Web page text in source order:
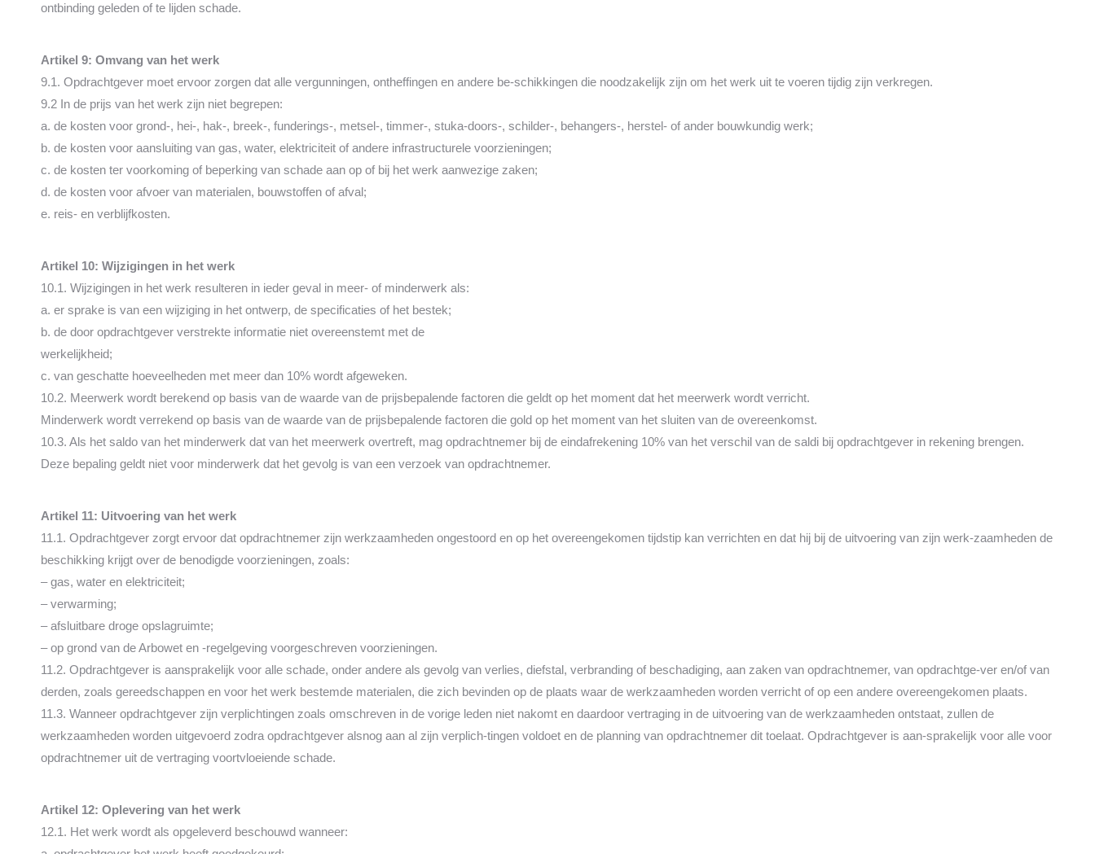
ontbinding geleden of te lijden schade.
Artikel 9: Omvang van het werk
9.1. Opdrachtgever moet ervoor zorgen dat alle vergunningen, ontheffingen en andere be-schikkingen die noodzakelijk zijn om het werk uit te voeren tijdig zijn verkregen.
9.2 In de prijs van het werk zijn niet begrepen:
a. de kosten voor grond-, hei-, hak-, breek-, funderings-, metsel-, timmer-, stuka-doors-, schilder-, behangers-, herstel- of ander bouwkundig werk;
b. de kosten voor aansluiting van gas, water, elektriciteit of andere infrastructurele voorzieningen;
c. de kosten ter voorkoming of beperking van schade aan op of bij het werk aanwezige zaken;
d. de kosten voor afvoer van materialen, bouwstoffen of afval;
e. reis- en verblijfkosten.
Artikel 10: Wijzigingen in het werk
10.1. Wijzigingen in het werk resulteren in ieder geval in meer- of minderwerk als:
a. er sprake is van een wijziging in het ontwerp, de specificaties of het bestek;
b. de door opdrachtgever verstrekte informatie niet overeenstemt met de
werkelijkheid;
c. van geschatte hoeveelheden met meer dan 10% wordt afgeweken.
10.2. Meerwerk wordt berekend op basis van de waarde van de prijsbepalende factoren die geldt op het moment dat het meerwerk wordt verricht.
Minderwerk wordt verrekend op basis van de waarde van de prijsbepalende factoren die gold op het moment van het sluiten van de overeenkomst.
10.3. Als het saldo van het minderwerk dat van het meerwerk overtreft, mag opdrachtnemer bij de eindafrekening 10% van het verschil van de saldi bij opdrachtgever in rekening brengen.
Deze bepaling geldt niet voor minderwerk dat het gevolg is van een verzoek van opdrachtnemer.
Artikel 11: Uitvoering van het werk
11.1. Opdrachtgever zorgt ervoor dat opdrachtnemer zijn werkzaamheden ongestoord en op het overeengekomen tijdstip kan verrichten en dat hij bij de uitvoering van zijn werk-zaamheden de
beschikking krijgt over de benodigde voorzieningen, zoals:
– gas, water en elektriciteit;
– verwarming;
– afsluitbare droge opslagruimte;
– op grond van de Arbowet en -regelgeving voorgeschreven voorzieningen.
11.2. Opdrachtgever is aansprakelijk voor alle schade, onder andere als gevolg van verlies, diefstal, verbranding of beschadiging, aan zaken van opdrachtnemer, van opdrachtge-ver en/of van
derden, zoals gereedschappen en voor het werk bestemde materialen, die zich bevinden op de plaats waar de werkzaamheden worden verricht of op een andere overeengekomen plaats.
11.3. Wanneer opdrachtgever zijn verplichtingen zoals omschreven in de vorige leden niet nakomt en daardoor vertraging in de uitvoering van de werkzaamheden ontstaat, zullen de
werkzaamheden worden uitgevoerd zodra opdrachtgever alsnog aan al zijn verplich-tingen voldoet en de planning van opdrachtnemer dit toelaat. Opdrachtgever is aan-sprakelijk voor alle voor
opdrachtnemer uit de vertraging voortvloeiende schade.
Artikel 12: Oplevering van het werk
12.1. Het werk wordt als opgeleverd beschouwd wanneer: